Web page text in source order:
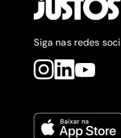
Siga nas redes